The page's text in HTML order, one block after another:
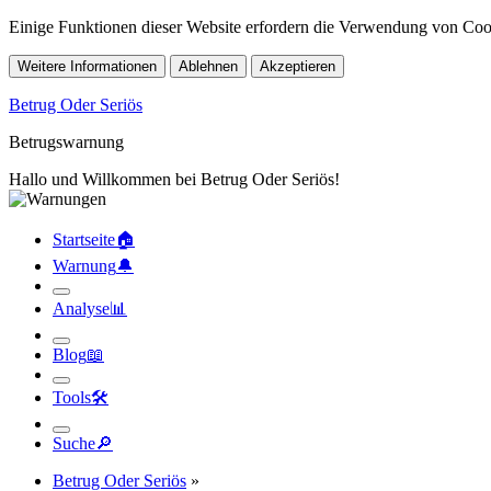
Einige Funktionen dieser Website erfordern die Verwendung von
Weitere Informationen Ablehnen Akzeptieren
Betrug Oder Seriös
Betrugswarnung
Hallo und Willkommen bei Betrug Oder Seriös!
Startseite🏠︎
Warnung🔔︎
Analyse📊︎
Blog📖︎
Tools🛠︎
Suche🔎︎
Betrug Oder Seriös »